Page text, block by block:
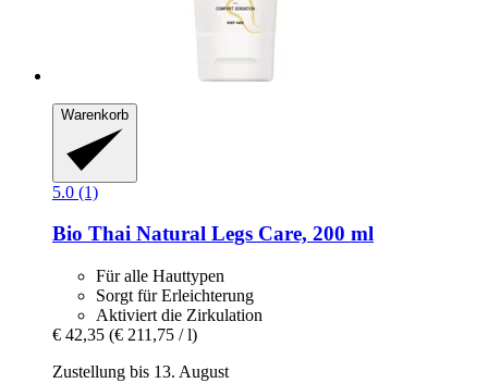
Warenkorb
5.0 (1)
Bio Thai Natural Legs Care, 200 ml
Für alle Hauttypen
Sorgt für Erleichterung
Aktiviert die Zirkulation
€ 42,35 (€ 211,75 / l)
Zustellung bis 13. August